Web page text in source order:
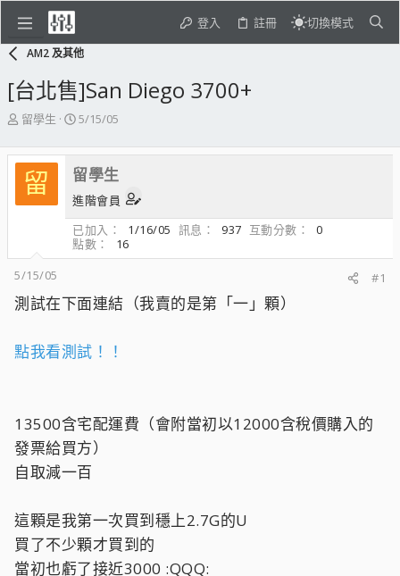
登入 註冊 切換模式
AM2 及其他
[台北售]San Diego 3700+
主
發
起
人
留學生
開
日
期
5/15/05
留 留學生
進階會員
已加入
1/16/05 訊息 937 互動分數
0
點數
16
5/15/05
#1
測試在下面連結（我賣的是第「一」顆）
點我看測試！！
13500含宅配運費（會附當初以12000含稅價購入的
發票給買方）
自取減一百
這顆是我第一次買到穩上2.7G的U
買了不少顆才買到的
當初也虧了接近3000 :QQQ: